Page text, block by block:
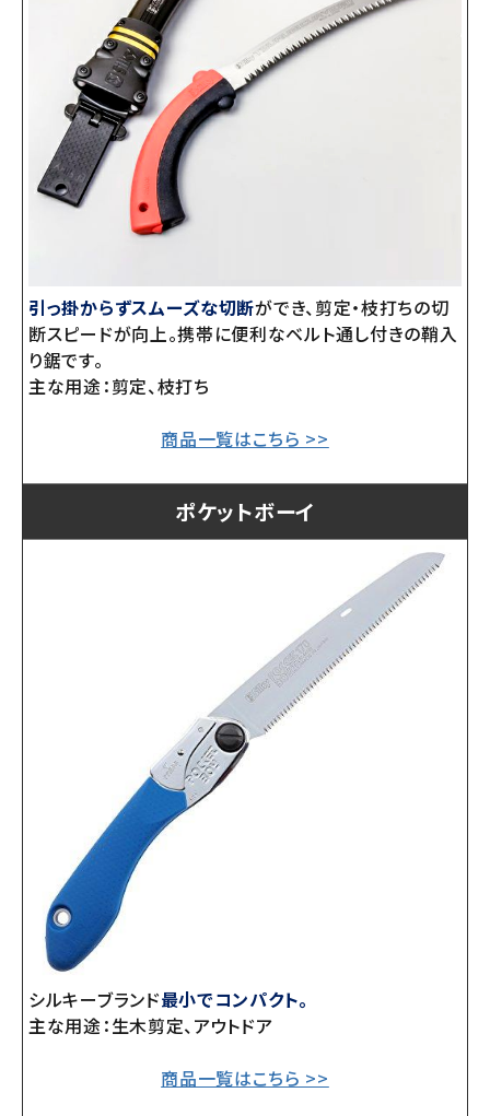
引っ掛からずスムーズな切断ができ、剪定・枝打ちの切
断スピードが向上。携帯に便利なベルト通し付きの鞘入
り鋸です。
主な用途：剪定、枝打ち
商品一覧はこちら >>
ポケットボーイ
シルキーブランド最小でコンパクト。
主な用途：生木剪定、アウトドア
商品一覧はこちら >>